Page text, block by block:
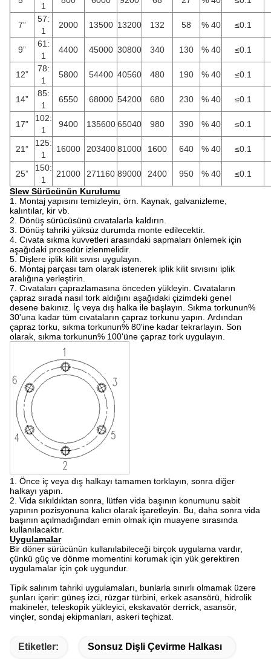
1
7”
57:
1
2000 13500 13200 132 58 % 40 ≤0.1
9”
61:
1
4400 45000 30800 340 130 % 40 ≤0.1
12”
78:
1
5800 54400 40560 480 190 % 40 ≤0.1
14”
85:
1
6550 68000 54200 680 230 % 40 ≤0.1
17”
102:
1
9400 135600 65040 980 390 % 40 ≤0.1
21”
125:
1
16000 203400 81000 1600 640 % 40 ≤0.1
25”
150:
1
21000 271160 89000 2400 950 % 40
≤0.1
Slew Sürücünün Kurulumu
1. Montaj yapısını temizleyin, örn. Kaynak, galvanizleme,
kalıntılar, kir vb.
2. Dönüş sürücüsünü cıvatalarla kaldırın.
3. Dönüş tahriki yüksüz durumda monte edilecektir.
4. Cıvata sıkma kuvvetleri arasındaki sapmaları önlemek için
aşağıdaki prosedür izlenmelidir.
5. Dişlere iplik kilit sıvısı uygulayın.
6. Montaj parçası tam olarak istenerek iplik kilit sıvısını iplik
aralığına yerleştirin.
7. Cıvataları çaprazlamasına önceden yükleyin. Cıvataların
çapraz sırada nasıl tork aldığını aşağıdaki çizimdeki genel
desene bakınız. İç veya dış halka ile başlayın. Sıkma torkunun%
30'una kadar tüm cıvataların çapraz torkunu yapın. Ardından
çapraz torku, sıkma torkunun% 80'ine kadar tekrarlayın. Son
olarak, sıkma torkunun% 100'üne çapraz tork uygulayın.
1. Önce iç veya dış halkayı tamamen torklayın, sonra diğer
halkayı yapın.
2. Vida sıkıldıktan sonra, lütfen vida başının konumunu sabit
yapının pozisyonuna kalıcı olarak işaretleyin.
Bu, daha sonra vida
başının açılmadığından emin olmak için muayene sırasında
kullanılacaktır.
Uygulamalar
Bir döner sürücünün kullanılabileceği birçok uygulama vardır,
çünkü güç ve dönme momentini korumak için yük gerektiren
uygulamalar için çok uygundur.
Tipik salınım tahriki uygulamaları, bunlarla sınırlı olmamak üzere
şunları içerir: güneş izci, rüzgar türbini, erkek asansörü, hidrolik
makineler, teleskopik yükleyici, ekskavatör derrick, asansör,
vinçler, sondaj ekipmanları, askeri teçhizat.
Etiketler: Sonsuz Dişli Çevirme Halkası